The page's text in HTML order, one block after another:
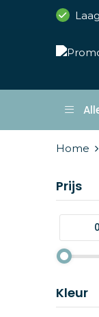
Home
Prijs
Kleur